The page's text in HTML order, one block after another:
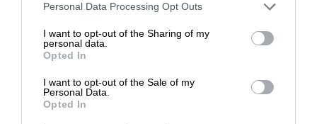
Personal Data Processing Opt Outs
I want to opt-out of the Sharing of my
personal data.
Opted In
I want to opt-out of the Sale of my
Personal Data.
Opted In